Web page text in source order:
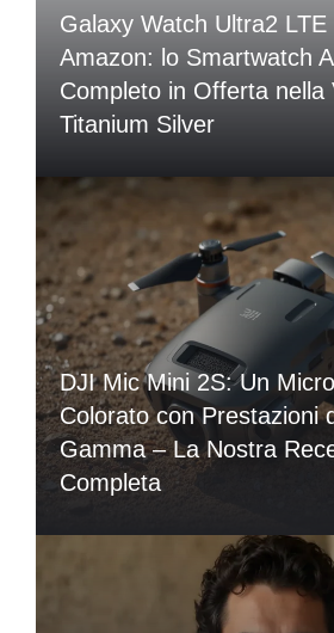
Galaxy Watch Ultra2
Amazon: lo Smartwatch
Completo in Offerta nella
Titanium Silver
DJI Mic Mini 2S: Un
Colorato con Prestazioni
Gamma – La Nostra
Completa